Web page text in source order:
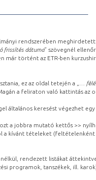
rendszerében
frissítés dátuma” szövegnél
már történt az ETR-ben
ez az oldal tetején a „
…
a feliraton való kattintás az
általános keresést végezhet
a jobbra mutató kettős >>
a kívánt tételeket (feltételenként
nélkül, rendezett listákat
programok, tanszékek, ill.